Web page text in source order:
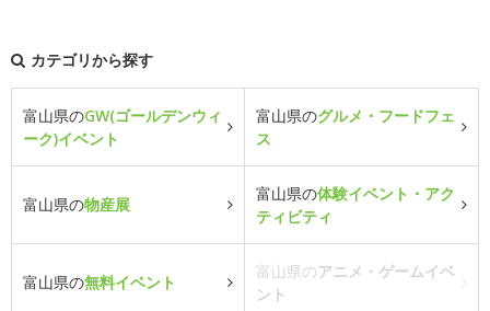
カテゴリから探す
富山県のGW(ゴールデンウィ
ーク)イベント
富山県のグルメ・フードフェ
ス
富山県の物産展
富山県の体験イベント・アク
ティビティ
富山県の無料イベント
富山県のアニメ・ゲームイベ
ント